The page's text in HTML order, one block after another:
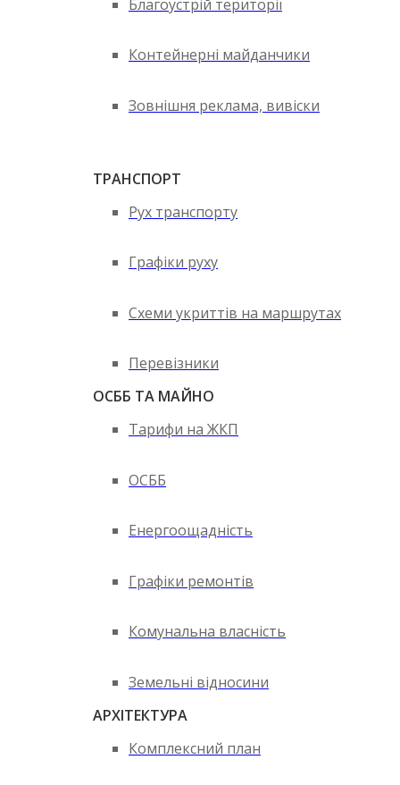
Благоустрій території
Контейнерні майданчики
Зовнішня реклама, вивіски
ТРАНСПОРТ
Рух транспорту
Графіки руху
Схеми укриттів на маршрутах
Перевізники
ОСББ ТА МАЙНО
Тарифи на ЖКП
ОСББ
Енергоощадність
Графіки ремонтів
Комунальна власність
Земельні відносини
АРХІТЕКТУРА
Комплексний план